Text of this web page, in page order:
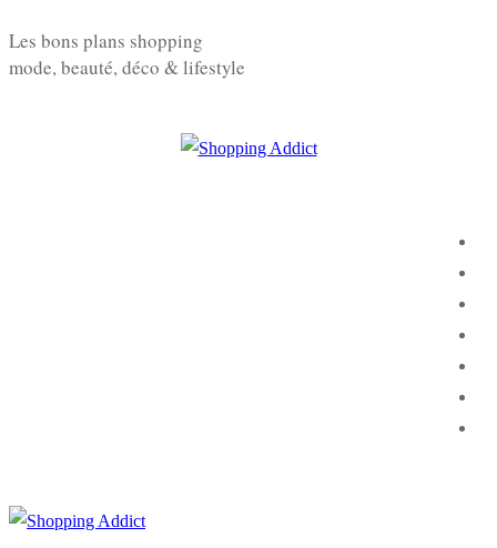
au
Les bons plans shopping
mode, beauté, déco & lifestyle